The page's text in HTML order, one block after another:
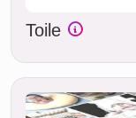
Toile